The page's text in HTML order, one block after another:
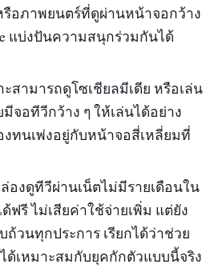
รือภาพยนตร์ที่ดูผ่านหน้าจอกว้าง
แบ่งปันความสนุกร่วมกันได้
ะสามารถดูโซเชียลมีเดีย หรือเล่น
จอทีวีกว้าง ๆ ให้เล่นได้อย่าง
ทนเพ่งอยู่กับหน้าจอสี่เหลี่ยมที่
องดูทีวีผ่านเน็ตไม่มีรายเดือนใน
ฟรี ไม่เสียค่าใช้จ่ายเพิ่ม แต่ยัง
วนทุกประการ เรียกได้ว่าช่วย
ด้เหมาะสมกับยุคกักตัวแบบนี้จริง